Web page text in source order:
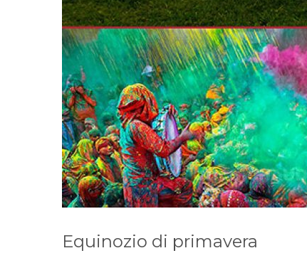
Equinozio di primavera